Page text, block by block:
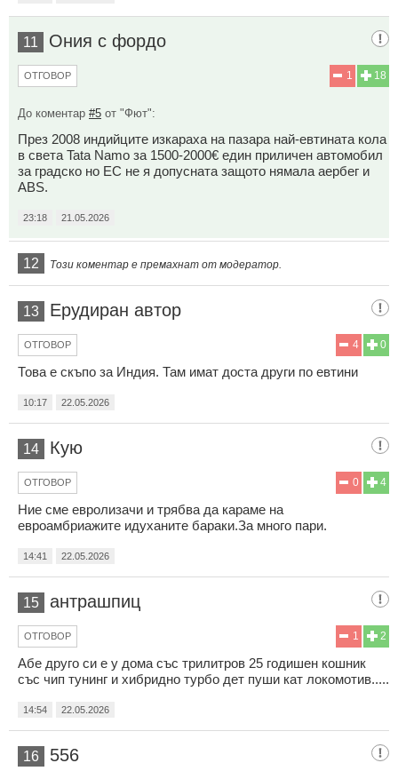
11 Ония с фордо
18
1
ОТГОВОР
До коментар #5 от "Фют":
През 2008 индийците изкараха на пазара най-евтината кола
в света Tata Namo за 1500-2000€ един приличен автомобил
за градско но ЕС не я допусната защото нямала аербег и
АBS.
23:18 21.05.2026
12 Този коментар е премахнат от модератор.
13 Ерудиран автор
0
4
ОТГОВОР
Това е скъпо за Индия. Там имат доста други по евтини
10:17 22.05.2026
14 Кую
4
0
ОТГОВОР
Ние сме евролизачи и трябва да караме на
евроамбриажите идуханите бараки.За много пари.
14:41 22.05.2026
15 антрашпиц
2
1
ОТГОВОР
Абе друго си е у дома със трилитров 25 годишен кошник
със чип тунинг и хибридно турбо дет пуши кат локомотив.....
14:54 22.05.2026
16 556